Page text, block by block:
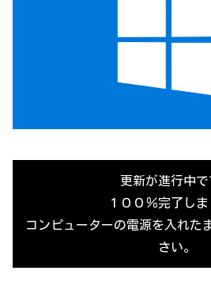
更新が進行中で
１００％完了しま
コンピューターの電源を入れた
さい。